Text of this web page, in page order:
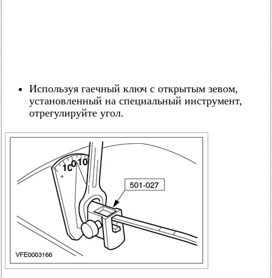
Используя гаечный ключ с открытым зевом,
установленный на специальный инструмент,
отрегулируйте угол.